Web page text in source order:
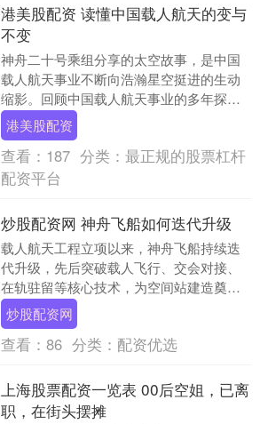
港美股配资 读懂中国载人航天的变与
不变
神舟二十号乘组分享的太空故事，是中国
载人航天事业不断向浩瀚星空挺进的生动
缩影。回顾中国载人航天事业的多年探
索，其中的变与不变给予我们启发。 从“短
期访问”到“长....
港美股配资
查看： 187 分类： 最正规的股票杠杆
配资平台
炒股配资网 神舟飞船如何迭代升级
载人航天工程立项以来，神舟飞船持续迭
代升级，先后突破载人飞行、交会对接、
在轨驻留等核心技术，为空间站建造奠定
坚实基础。空间站任务以来，神舟飞船在
交会对接、返回回....
炒股配资网
查看： 86 分类： 配资优选
上海股票配资一览表 00后空姐，已离
职，在街头摆摊